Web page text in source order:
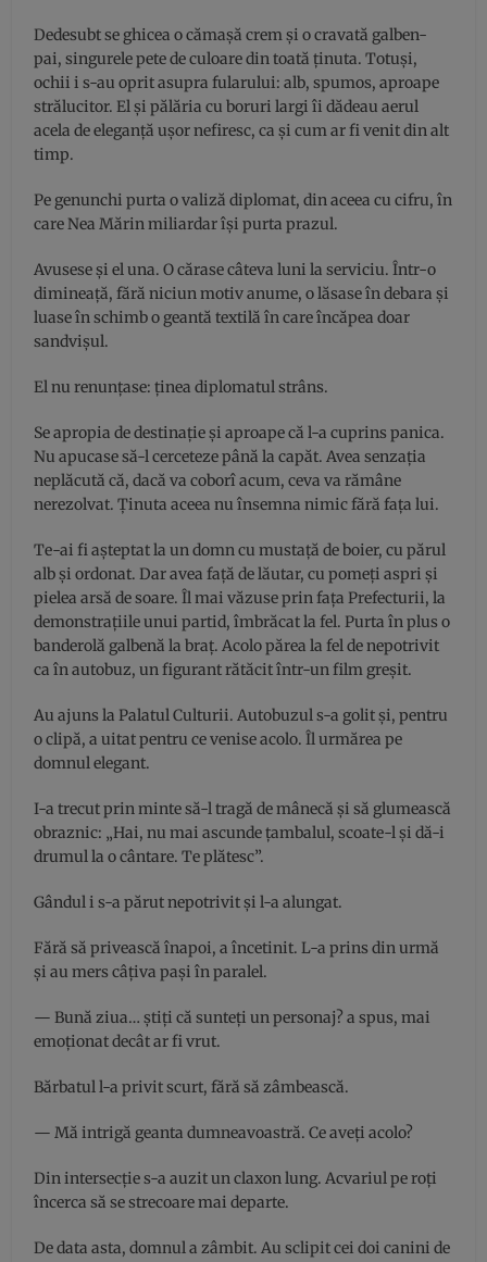
Dedesubt se ghicea o cămașă crem și o cravată galben-
pai, singurele pete de culoare din toată ținuta. Totuși,
ochii i s-au oprit asupra fularului: alb, spumos, aproape
strălucitor. El și pălăria cu boruri largi îi dădeau aerul
acela de eleganță ușor nefiresc, ca și cum ar fi venit din alt
timp.
Pe genunchi purta o valiză diplomat, din aceea cu cifru, în
care Nea Mărin miliardar își purta prazul.
Avusese și el una. O cărase câteva luni la serviciu. Într-o
dimineață, fără niciun motiv anume, o lăsase în debara și
luase în schimb o geantă textilă în care încăpea doar
sandvișul.
El nu renunțase: ținea diplomatul strâns.
Se apropia de destinație și aproape că l-a cuprins panica.
Nu apucase să-l cerceteze până la capăt. Avea senzația
neplăcută că, dacă va coborî acum, ceva va rămâne
nerezolvat. Ținuta aceea nu însemna nimic fără fața lui.
Te-ai fi așteptat la un domn cu mustață de boier, cu părul
alb și ordonat. Dar avea față de lăutar, cu pomeți aspri și
pielea arsă de soare. Îl mai văzuse prin fața Prefecturii, la
demonstrațiile unui partid, îmbrăcat la fel. Purta în plus o
banderolă galbenă la braț. Acolo părea la fel de nepotrivit
ca în autobuz, un figurant rătăcit într-un film greșit.
Au ajuns la Palatul Culturii. Autobuzul s-a golit și, pentru
o clipă, a uitat pentru ce venise acolo. Îl urmărea pe
domnul elegant.
I-a trecut prin minte să-l tragă de mânecă și să glumească
obraznic: „Hai, nu mai ascunde țambalul, scoate-l și dă-i
drumul la o cântare. Te plătesc”.
Gândul i s-a părut nepotrivit și l-a alungat.
Fără să privească înapoi, a încetinit. L-a prins din urmă
și au mers câțiva pași în paralel.
— Bună ziua… știți că sunteți un personaj? a spus, mai
emoționat decât ar fi vrut.
Bărbatul l-a privit scurt, fără să zâmbească.
— Mă intrigă geanta dumneavoastră. Ce aveți acolo?
Din intersecție s-a auzit un claxon lung. Acvariul pe roți
încerca să se strecoare mai departe.
De data asta, domnul a zâmbit. Au sclipit cei doi canini de